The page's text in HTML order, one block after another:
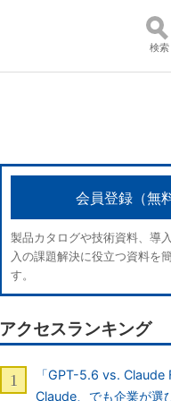
検索
会員登録（無料
製品カタログや技術資料、導
入の課題解決に役立つ資料を
す。
アクセスランキング
「GPT-5.6 vs. Claude
Claude、でも企業が選